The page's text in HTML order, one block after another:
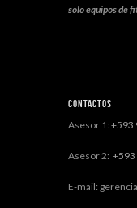
solo equipos de
Contactos
Asesor 1: +593
Asesor 2: +593
E-mail: